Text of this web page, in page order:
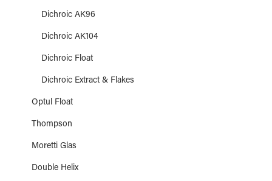
Dichroic AK96
Dichroic AK104
Dichroic Float
Dichroic Extract & Flakes
Optul Float
Thompson
Moretti Glas
Double Helix